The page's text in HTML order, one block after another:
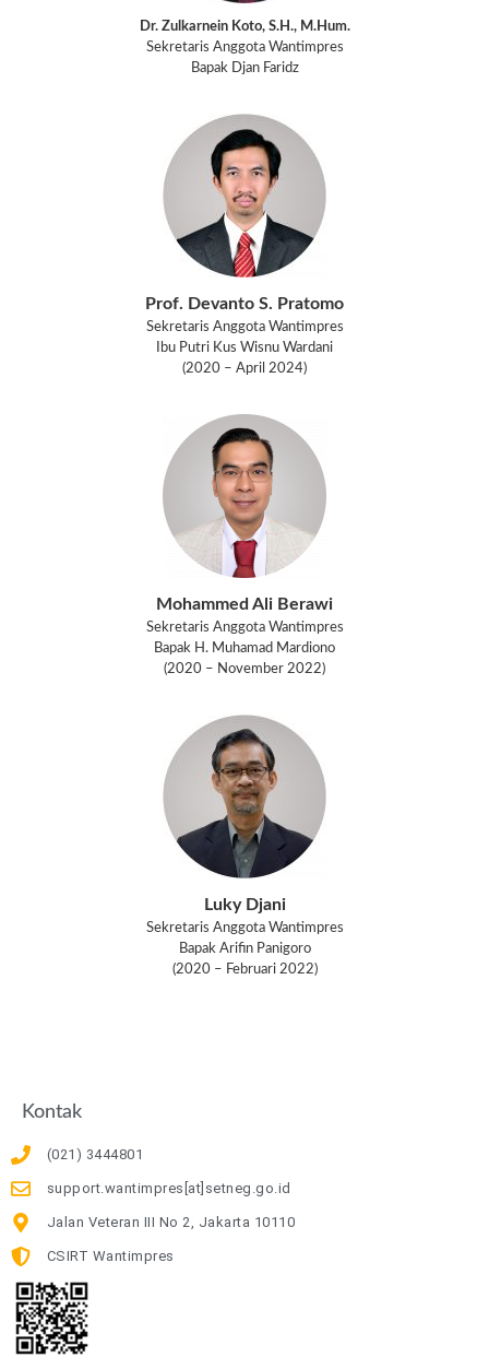
Dr. Zulkarnein Koto, S.H., M.Hum.
Sekretaris Anggota Wantimpres
Bapak Djan Faridz
Prof. Devanto S. Pratomo
Sekretaris Anggota Wantimpres
Ibu Putri Kus Wisnu Wardani
(2020 – April 2024)
Mohammed Ali Berawi
Sekretaris Anggota Wantimpres
Bapak H. Muhamad Mardiono
(2020 – November 2022)
Luky Djani
Sekretaris Anggota Wantimpres
Bapak Arifin Panigoro
(2020 – Februari 2022)
Kontak
(021) 3444801
support.wantimpres[at]setneg.go.id
Jalan Veteran III No 2, Jakarta 10110
CSIRT Wantimpres